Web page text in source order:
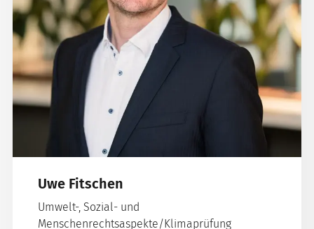
Uwe Fitschen
Umwelt-, Sozial- und
Menschenrechtsaspekte/Klimaprüfung